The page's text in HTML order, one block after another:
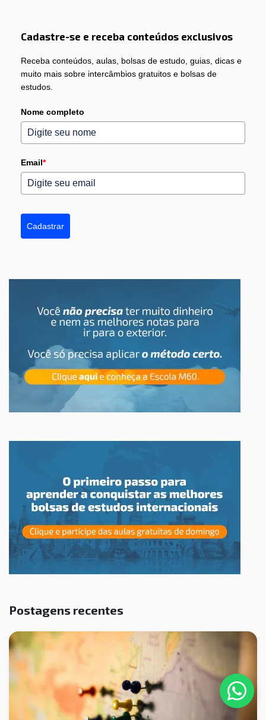
Cadastre-se e receba conteúdos exclusivos
Receba conteúdos, aulas, bolsas de estudo, guias, dicas e
muito mais sobre intercâmbios gratuitos e bolsas de
estudos.
Nome completo
Email*
Cadastrar
Postagens recentes